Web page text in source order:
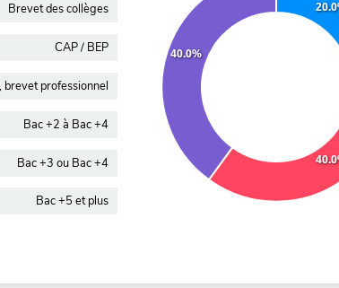
Brevet des collèges
CAP / BEP
brevet professionnel
Bac +2 à Bac +4
Bac +3 ou Bac +4
Bac +5 et plus
40.0%